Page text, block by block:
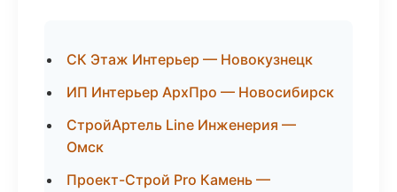
СК Этаж Интерьер — Новокузнецк
ИП Интерьер АрхПро — Новосибирск
СтройАртель Line Инженерия —
Омск
Проект-Строй Pro Камень —